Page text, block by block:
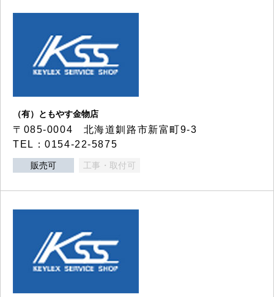
（有）ともやす金物店
〒085-0004 北海道釧路市新富町9-3
TEL：0154-22-5875
販売可 工事・取付可